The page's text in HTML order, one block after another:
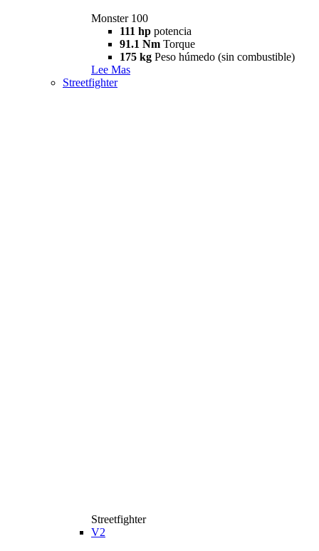
Monster 100
111 hp potencia
91.1 Nm Torque
175 kg Peso húmedo (sin combustible)
Lee Mas
Streetfighter
Streetfighter
V2